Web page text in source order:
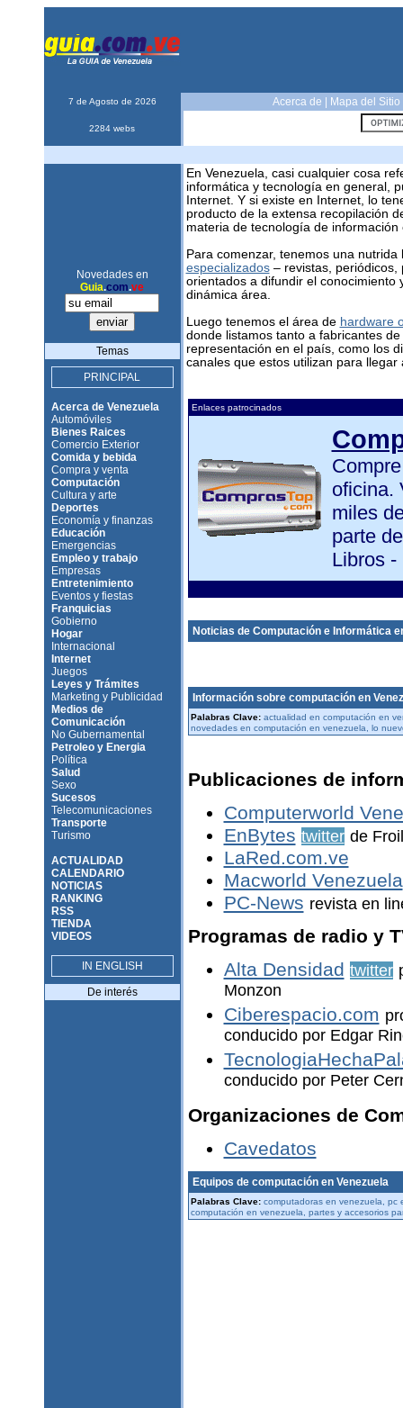
7 de Agosto de 2026 Acerca de Mapa del Sitio
2284 webs
Novedades en
Guia.com.ve
Temas
PRINCIPAL
Acerca de Venezuela
Automóviles
Bienes Raices
Comercio Exterior
Comida y bebida
Compra y venta
Computación
Cultura y arte
Deportes
Economía y finanzas
Educación
Emergencias
Empleo y trabajo
Empresas
Entretenimiento
Eventos y fiestas
Franquicias
Gobierno
Hogar
Internacional
Internet
Juegos
Leyes y Trámites
Marketing y Publicidad
Medios de
Comunicación
No Gubernamental
Petroleo y Energia
Política
Salud
Sexo
Sucesos
Telecomunicaciones
Transporte
Turismo
ACTUALIDAD
CALENDARIO
NOTICIAS
RANKING
RSS
TIENDA
VIDEOS
IN ENGLISH
De interés
En Venezuela, casi cualquier cosa
informática y tecnología en general,
Internet. Y si existe en Internet, lo
producto de la extensa recopilación
materia de tecnología de información
Para comenzar, tenemos una
especializados– revistas, periódicos,
orientados a difundir el conocimiento
dinámica área.
Luego tenemos el área de hardware
donde listamos tanto a fabricantes
representación en el país, como los
canales que estos utilizan para
Enlaces patrocinados
oficina.
miles
parte
Libros -
Noticias de Computación e Informática
Información sobre computación en
Palabras Clave: actualidad en computación en
novedades en computación en venezuela, lo
Publicaciones de
Computerworld
EnBytes twitter de
LaRed.com.ve
Macworld Venezuela
PC-News revista en
Programas de radio y
Alta Densidad twitter
Monzon
Ciberespacio.com
conducido por Edgar
conducido por Peter
Organizaciones de
Cavedatos
Equipos de computación en Venezuela
Palabras Clave: computadoras en venezuela, pc
computación en venezuela, partes y accesorios